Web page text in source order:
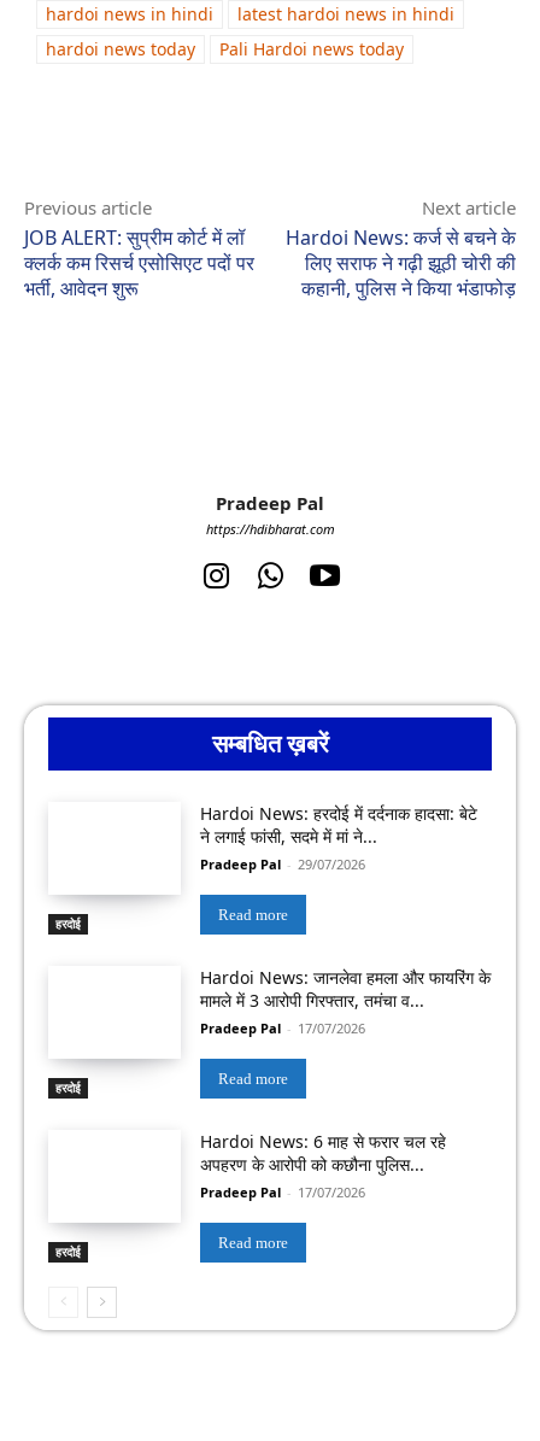
hardoi news in hindi
latest hardoi news in hindi
hardoi news today
Pali Hardoi news today
Previous article
JOB ALERT: सुप्रीम कोर्ट में लॉ
क्लर्क कम रिसर्च एसोसिएट पदों पर
भर्ती, आवेदन शुरू
Next article
Hardoi News: कर्ज से बचने के
लिए सराफ ने गढ़ी झूठी चोरी की
कहानी, पुलिस ने किया भंडाफोड़
Pradeep Pal
https://hdibharat.com
सम्बधित ख़बरें
हरदोई
Hardoi News: हरदोई में दर्दनाक हादसा: बेटे
ने लगाई फांसी, सदमे में मां ने...
Pradeep Pal - 29/07/2026
Read more
हरदोई
Hardoi News: जानलेवा हमला और फायरिंग के
मामले में 3 आरोपी गिरफ्तार, तमंचा व...
Pradeep Pal - 17/07/2026
Read more
हरदोई
Hardoi News: 6 माह से फरार चल रहे
अपहरण के आरोपी को कछौना पुलिस...
Pradeep Pal - 17/07/2026
Read more